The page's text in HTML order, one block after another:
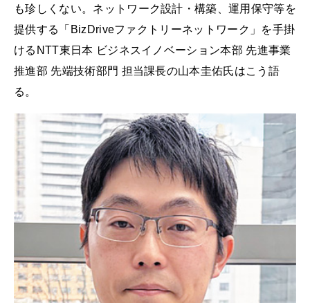
も珍しくない。ネットワーク設計・構築、運用保守等を
提供する「BizDriveファクトリーネットワーク」を手掛
けるNTT東日本 ビジネスイノベーション本部 先進事業
推進部 先端技術部門 担当課長の山本圭佑氏はこう語
る。